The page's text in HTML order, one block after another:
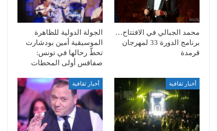
محمد الجبالي في الافتتاح…
برنامج الدورة 33 لمهرجان
قرمدة
الجولة الدولية للظاهرة
الموسيقية أمين بودشارت
تحطّ رحالها في تونس:
صفاقس أولى المحطات
أخبار ثقافية أخبار ثقافية